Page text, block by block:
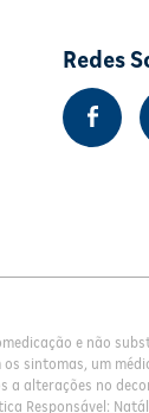
Redes
e não
sintomas, um
a alterações no
Responsável: